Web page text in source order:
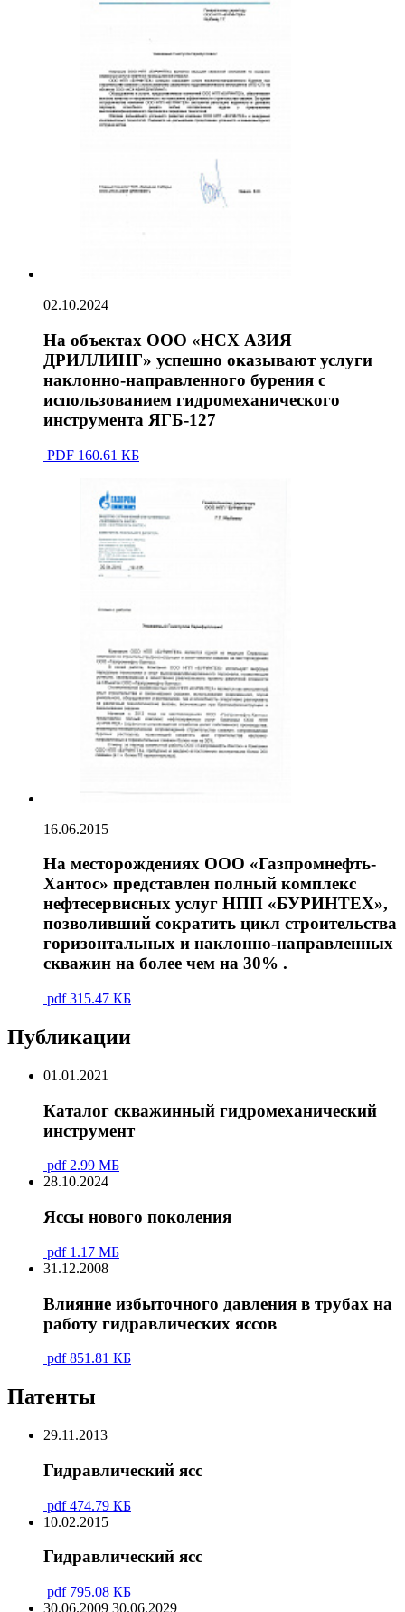
02.10.2024
На объектах ООО «НСХ АЗИЯ
ДРИЛЛИНГ» успешно оказывают услуги
наклонно-направленного бурения с
использованием гидромеханического
инструмента ЯГБ-127
PDF 160.61 КБ
16.06.2015
На месторождениях ООО «Газпромнефть-
Хантос» представлен полный комплекс
нефтесервисных услуг НПП «БУРИНТЕХ»,
позволивший сократить цикл строительства
горизонтальных и наклонно-направленных
скважин на более чем на 30% .
pdf 315.47 КБ
Публикации
01.01.2021
Каталог скважинный гидромеханический
инструмент
pdf 2.99 МБ
28.10.2024
Яссы нового поколения
pdf 1.17 МБ
31.12.2008
Влияние избыточного давления в трубах на
работу гидравлических яссов
pdf 851.81 КБ
Патенты
29.11.2013
Гидравлический ясс
pdf 474.79 КБ
10.02.2015
Гидравлический ясс
pdf 795.08 КБ
30.06.2009 30.06.2029